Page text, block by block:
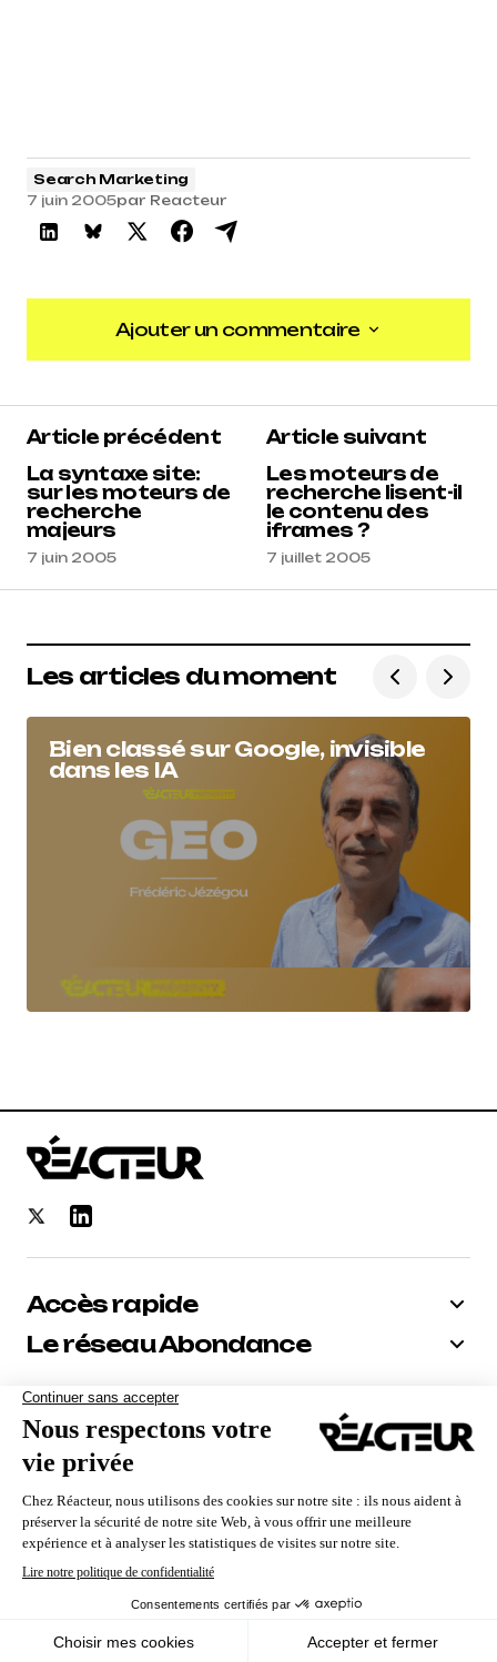
Search Marketing
7 juin 2005par Reacteur
Ajouter un commentaire
Ajouter un commentaire
Article précédent
La syntaxe site:
sur les moteurs de
recherche
majeurs
7 juin 2005
Article suivant
Les moteurs de
recherche lisent-il
le contenu des
iframes ?
7 juillet 2005
Les articles du moment
Bien classé sur Google, invisible
dans les IA
Accès rapide
Le réseau Abondance
Bénéficiez de -10% sur tous nos
abonnements
Recevoir le code
Politique de confidentialité
Marketing
Nous utilisons des cookies pour vous garantir la meilleure
expérience sur notre site. Si vous continuez à utiliser ce
dernier, nous considérerons que vous acceptez l'utilisation des